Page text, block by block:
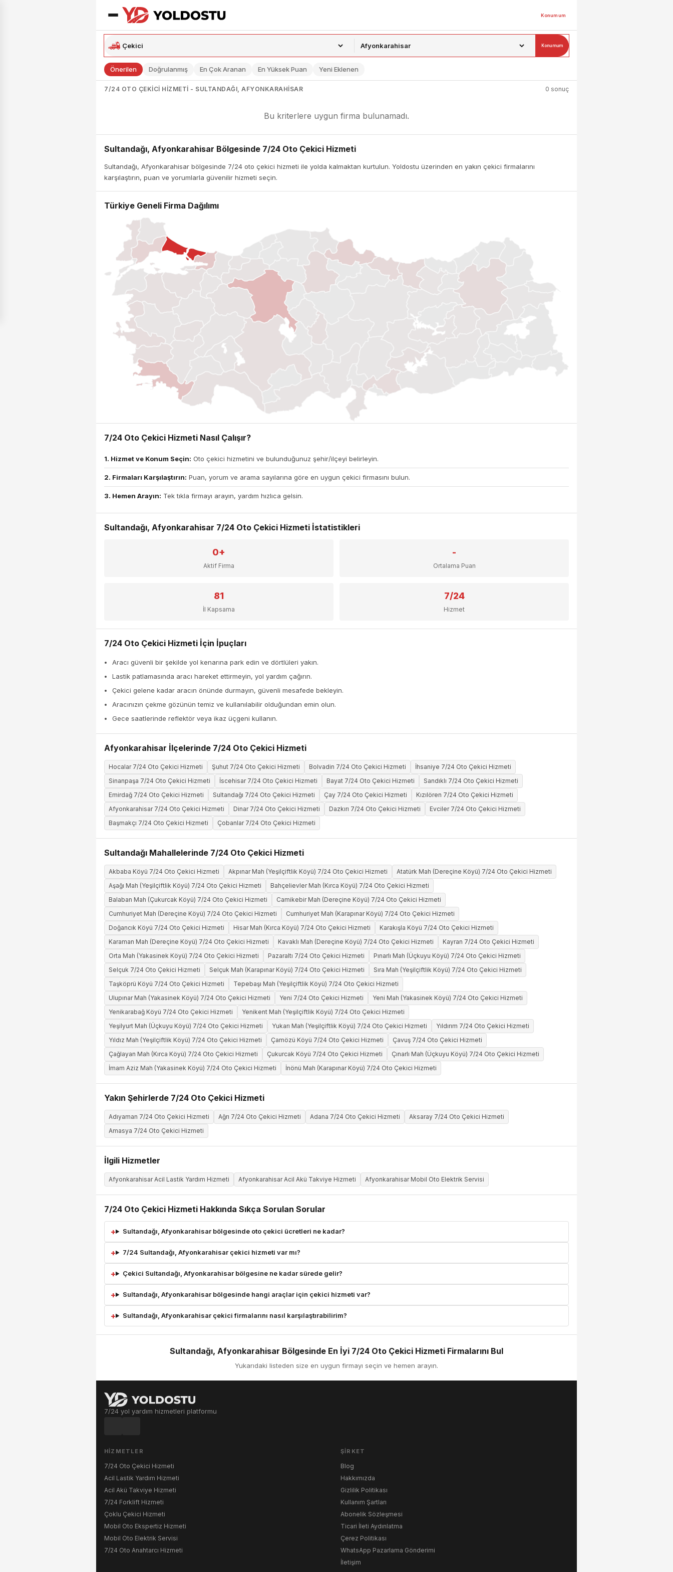
Konumum
Konumum
Önerilen Doğrulanmış En Çok Aranan En Yüksek Puan Yeni Eklenen
7/24 OTO ÇEKICI HIZMETI - SULTANDAĞI, AFYONKARAHISAR 0 sonuç
Bu kriterlere uygun firma bulunamadı.
Sultandağı, Afyonkarahisar Bölgesinde 7/24 Oto Çekici Hizmeti
Sultandağı, Afyonkarahisar bölgesinde 7/24 oto çekici hizmeti ile yolda kalmaktan kurtulun. Yoldostu üzerinden en yakın çekici firmalarını
karşılaştırın, puan ve yorumlarla güvenilir hizmeti seçin.
Türkiye Geneli Firma Dağılımı
7/24 Oto Çekici Hizmeti Nasıl Çalışır?
1. Hizmet ve Konum Seçin: Oto çekici hizmetini ve bulunduğunuz şehir/ilçeyi belirleyin.
2. Firmaları Karşılaştırın: Puan, yorum ve arama sayılarına göre en uygun çekici firmasını bulun.
3. Hemen Arayın: Tek tıkla firmayı arayın, yardım hızlıca gelsin.
Sultandağı, Afyonkarahisar 7/24 Oto Çekici Hizmeti İstatistikleri
0+
Aktif Firma
-
Ortalama Puan
81
İl Kapsama
7/24
Hizmet
7/24 Oto Çekici Hizmeti İçin İpuçları
Aracı güvenli bir şekilde yol kenarına park edin ve dörtlüleri yakın.
Lastik patlamasında aracı hareket ettirmeyin, yol yardım çağırın.
Çekici gelene kadar aracın önünde durmayın, güvenli mesafede bekleyin.
Aracınızın çekme gözünün temiz ve kullanılabilir olduğundan emin olun.
Gece saatlerinde reflektör veya ikaz üçgeni kullanın.
Afyonkarahisar İlçelerinde 7/24 Oto Çekici Hizmeti
Hocalar 7/24 Oto Çekici Hizmeti Şuhut 7/24 Oto Çekici Hizmeti Bolvadin 7/24 Oto Çekici Hizmeti
İhsaniye 7/24 Oto Çekici Hizmeti
Sinanpaşa 7/24 Oto Çekici Hizmeti
İscehisar 7/24 Oto Çekici Hizmeti Bayat 7/24 Oto Çekici Hizmeti
Sandıklı 7/24 Oto Çekici Hizmeti
Emirdağ 7/24 Oto Çekici Hizmeti
Sultandağı 7/24 Oto Çekici Hizmeti Çay 7/24 Oto Çekici Hizmeti
Kızılören 7/24 Oto Çekici Hizmeti
Afyonkarahisar 7/24 Oto Çekici Hizmeti
Dinar 7/24 Oto Çekici Hizmeti Dazkırı 7/24 Oto Çekici Hizmeti
Evciler 7/24 Oto Çekici Hizmeti
Başmakçı 7/24 Oto Çekici Hizmeti
Çobanlar 7/24 Oto Çekici Hizmeti
Sultandağı Mahallelerinde 7/24 Oto Çekici Hizmeti
Akbaba Köyü 7/24 Oto Çekici Hizmeti Akpınar Mah (Yeşilçiftlik Köyü) 7/24 Oto Çekici Hizmeti
Atatürk Mah (Dereçine Köyü) 7/24 Oto Çekici Hizmeti
Aşağı Mah (Yeşilçiftlik Köyü) 7/24 Oto Çekici Hizmeti
Bahçelievler Mah (Kırca Köyü) 7/24 Oto Çekici Hizmeti
Balaban Mah (Çukurcak Köyü) 7/24 Oto Çekici Hizmeti
Camikebir Mah (Dereçine Köyü) 7/24 Oto Çekici Hizmeti
Cumhuriyet Mah (Dereçine Köyü) 7/24 Oto Çekici Hizmeti
Cumhuriyet Mah (Karapınar Köyü) 7/24 Oto Çekici Hizmeti
Doğancık Köyü 7/24 Oto Çekici Hizmeti
Hisar Mah (Kırca Köyü) 7/24 Oto Çekici Hizmeti
Karakışla Köyü 7/24 Oto Çekici Hizmeti
Karaman Mah (Dereçine Köyü) 7/24 Oto Çekici Hizmeti
Kavaklı Mah (Dereçine Köyü) 7/24 Oto Çekici Hizmeti
Kayran 7/24 Oto Çekici Hizmeti
Orta Mah (Yakasinek Köyü) 7/24 Oto Çekici Hizmeti
Pazaraltı 7/24 Oto Çekici Hizmeti
Pınarlı Mah (Üçkuyu Köyü) 7/24 Oto Çekici Hizmeti
Selçuk 7/24 Oto Çekici Hizmeti
Selçuk Mah (Karapınar Köyü) 7/24 Oto Çekici Hizmeti
Sıra Mah (Yeşilçiftlik Köyü) 7/24 Oto Çekici Hizmeti
Taşköprü Köyü 7/24 Oto Çekici Hizmeti
Tepebaşı Mah (Yeşilçiftlik Köyü) 7/24 Oto Çekici Hizmeti
Ulupınar Mah (Yakasinek Köyü) 7/24 Oto Çekici Hizmeti
Yeni 7/24 Oto Çekici Hizmeti
Yeni Mah (Yakasinek Köyü) 7/24 Oto Çekici Hizmeti
Yenikarabağ Köyü 7/24 Oto Çekici Hizmeti
Yenikent Mah (Yeşilçiftlik Köyü) 7/24 Oto Çekici Hizmeti
Yeşilyurt Mah (Üçkuyu Köyü) 7/24 Oto Çekici Hizmeti
Yukarı Mah (Yeşilçiftlik Köyü) 7/24 Oto Çekici Hizmeti
Yıldırım 7/24 Oto Çekici Hizmeti
Yıldız Mah (Yeşilçiftlik Köyü) 7/24 Oto Çekici Hizmeti
Çamözü Köyü 7/24 Oto Çekici Hizmeti
Çavuş 7/24 Oto Çekici Hizmeti
Çağlayan Mah (Kırca Köyü) 7/24 Oto Çekici Hizmeti
Çukurcak Köyü 7/24 Oto Çekici Hizmeti
Çınarlı Mah (Üçkuyu Köyü) 7/24 Oto Çekici Hizmeti
İmam Aziz Mah (Yakasinek Köyü) 7/24 Oto Çekici Hizmeti
İnönü Mah (Karapınar Köyü) 7/24 Oto Çekici Hizmeti
Yakın Şehirlerde 7/24 Oto Çekici Hizmeti
Adıyaman 7/24 Oto Çekici Hizmeti Ağrı 7/24 Oto Çekici Hizmeti Adana 7/24 Oto Çekici Hizmeti
Aksaray 7/24 Oto Çekici Hizmeti
Amasya 7/24 Oto Çekici Hizmeti
İlgili Hizmetler
Afyonkarahisar Acil Lastik Yardım Hizmeti Afyonkarahisar Acil Akü Takviye Hizmeti Afyonkarahisar Mobil Oto Elektrik Servisi
7/24 Oto Çekici Hizmeti Hakkında Sıkça Sorulan Sorular
Sultandağı, Afyonkarahisar bölgesinde oto çekici ücretleri ne kadar?
7/24 Sultandağı, Afyonkarahisar çekici hizmeti var mı?
Çekici Sultandağı, Afyonkarahisar bölgesine ne kadar sürede gelir?
Sultandağı, Afyonkarahisar bölgesinde hangi araçlar için çekici hizmeti var?
Sultandağı, Afyonkarahisar çekici firmalarını nasıl karşılaştırabilirim?
Sultandağı, Afyonkarahisar Bölgesinde En İyi 7/24 Oto Çekici Hizmeti Firmalarını Bul
Yukarıdaki listeden size en uygun firmayı seçin ve hemen arayın.
7/24 yol yardım hizmetleri platformu
HIZMETLER
7/24 Oto Çekici Hizmeti
Acil Lastik Yardım Hizmeti
Acil Akü Takviye Hizmeti
7/24 Forklift Hizmeti
Çoklu Çekici Hizmeti
Mobil Oto Ekspertiz Hizmeti
Mobil Oto Elektrik Servisi
7/24 Oto Anahtarcı Hizmeti
ŞIRKET
Blog
Hakkımızda
Gizlilik Politikası
Kullanım Şartları
Abonelik Sözleşmesi
Ticari İleti Aydınlatma
Çerez Politikası
WhatsApp Pazarlama Gönderimi
İletişim